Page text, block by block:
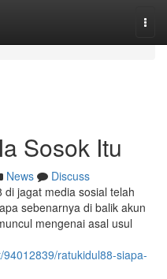
Sosok Itu
News
Discuss
di jagat media sosial telah
sebenarnya di balik akun
mengenai asal usul
ratukidul88-siapa-